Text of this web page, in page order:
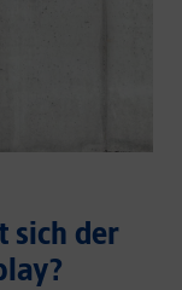
sich der